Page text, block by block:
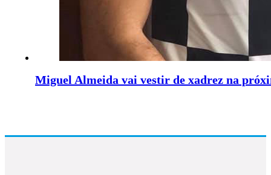
Miguel Almeida vai vestir de xadrez na